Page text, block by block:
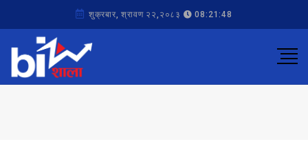
शुक्रबार, श्रावण २२,२०८३ 08:21:48